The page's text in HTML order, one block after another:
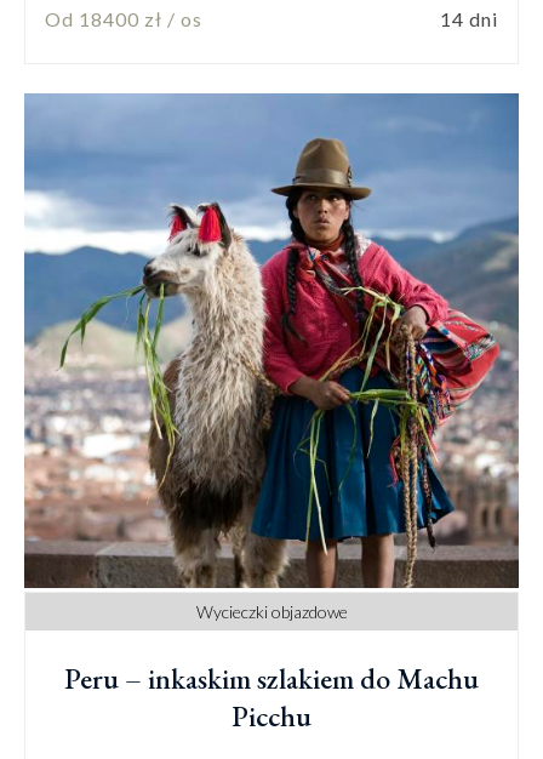
Od 18400 zł / os 14 dni
Wycieczki objazdowe
Peru – inkaskim szlakiem do Machu
Picchu